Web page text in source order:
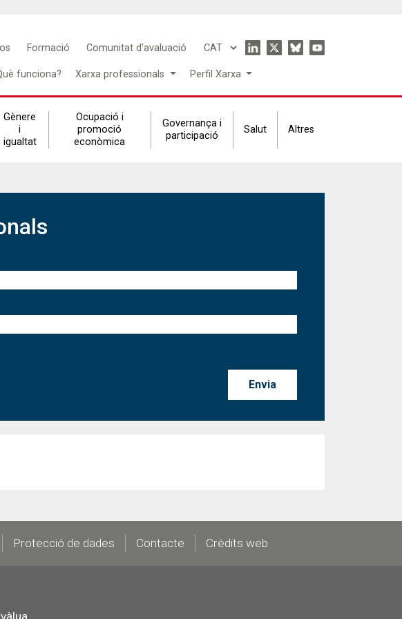
Formació Comunitat d'avaluació
Select
language
Icon
menu
funciona? Xarxa professionals Perfil Xarxa
Gènere
i
igualtat
Ocupació i
promoció
econòmica
Governança i
participació
Salut Altres
Protecció de dades Contacte Crèdits web